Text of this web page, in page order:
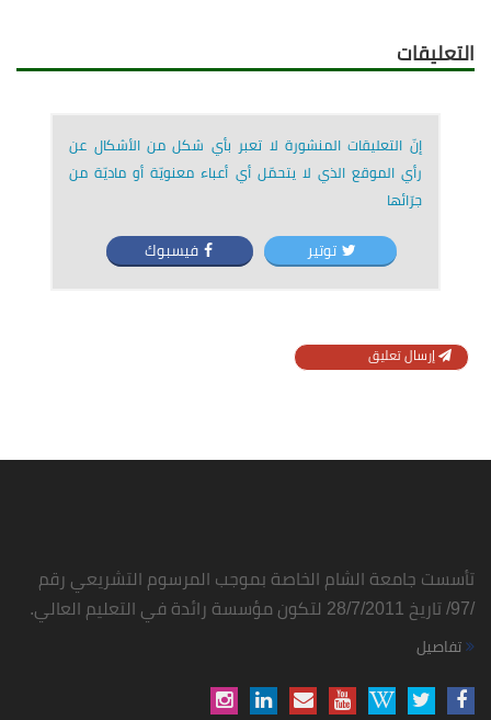
التعليقات
إنّ التعليقات المنشورة لا تعبر بأي شكل من الأشكال عن
رأي الموقع الذي لا يتحمّل أي أعباء معنويّة أو ماديّة من
جرّائها
توتير فيسبوك
إرسال تعليق
تأسست جامعة الشام الخاصة بموجب المرسوم التشريعي رقم
/97/ تاريخ 28/7/2011 لتكون مؤسسة رائدة في التعليم العالي.
تفاصيل